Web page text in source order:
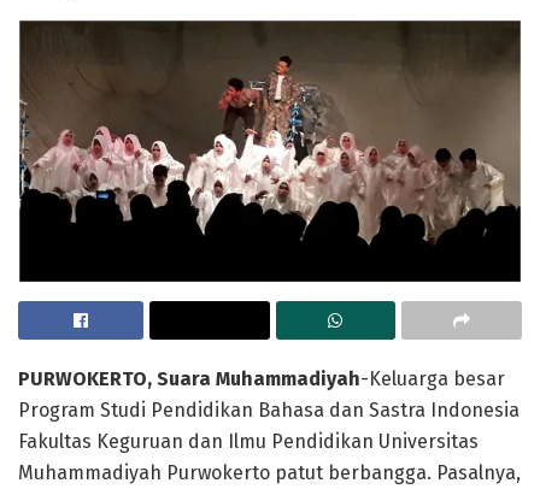
PURWOKERTO, Suara Muhammadiyah-Keluarga besar
Program Studi Pendidikan Bahasa dan Sastra Indonesia
Fakultas Keguruan dan Ilmu Pendidikan Universitas
Muhammadiyah Purwokerto patut berbangga. Pasalnya,